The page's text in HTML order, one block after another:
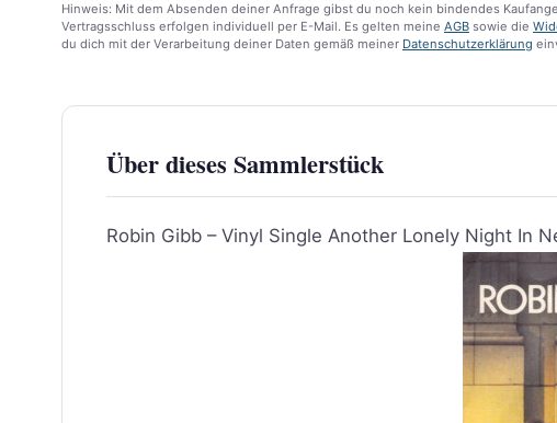
Hinweis: Mit dem Absenden deiner Anfrage gibst du noch kein bindendes
Vertragsschluss erfolgen individuell per E-Mail. Es gelten meine AGB sowie die
du dich mit der Verarbeitung deiner Daten gemäß meiner Datenschutzerklärung
Über dieses Sammlerstück
Robin Gibb – Vinyl Single Another Lonely Night In